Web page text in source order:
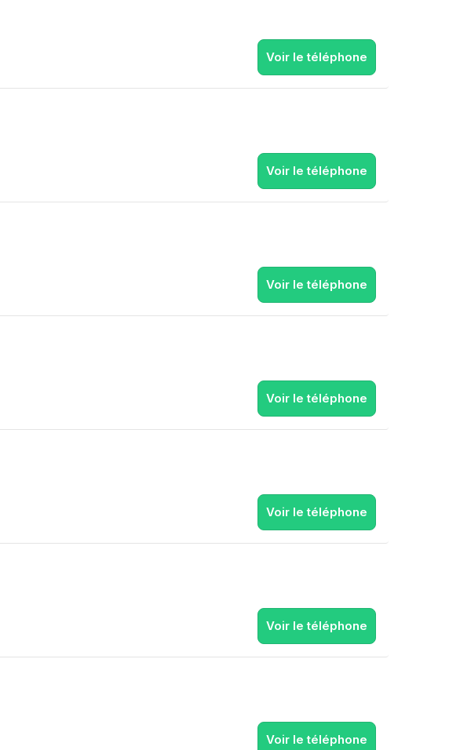
Voir le téléphone
Voir le téléphone
Voir le téléphone
Voir le téléphone
Voir le téléphone
Voir le téléphone
Voir le téléphone